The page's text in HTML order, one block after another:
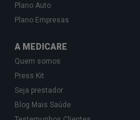
Plano Auto
Plano Empresas
A MEDICARE
Quem somos
Press Kit
Seja prestador
Blog Mais Saúde